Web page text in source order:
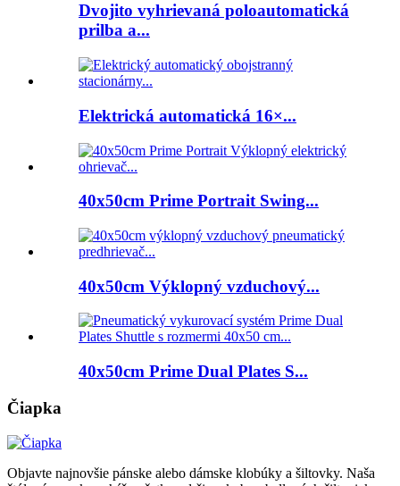
Dvojito vyhrievaná poloautomatická
prilba a...
Elektrická automatická 16×...
40x50cm Prime Portrait Swing...
40x50cm Výklopný vzduchový...
40x50cm Prime Dual Plates S...
Čiapka
Objavte najnovšie pánske alebo dámske klobúky a šiltovky. Naša